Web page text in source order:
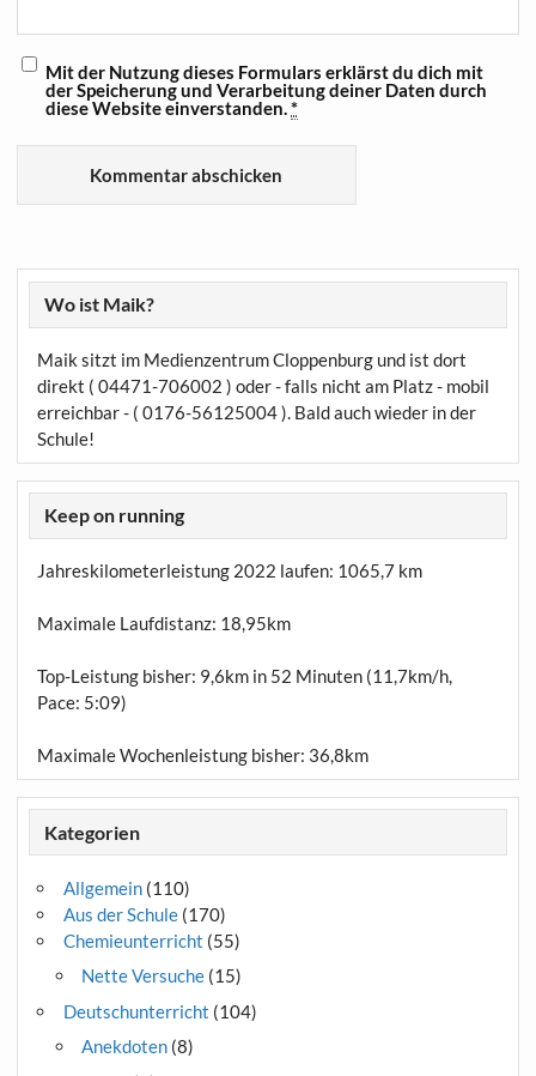
Mit der Nutzung dieses Formulars erklärst du dich mit
der Speicherung und Verarbeitung deiner Daten durch
diese Website einverstanden.*
Wo ist Maik?
Maik sitzt im Medienzentrum Cloppenburg und ist dort
direkt ( 04471-706002 ) oder - falls nicht am Platz - mobil
erreichbar - ( 0176-56125004 ). Bald auch wieder in der
Schule!
Keep on running
Jahreskilometerleistung 2022 laufen: 1065,7 km
Maximale Laufdistanz: 18,95km
Top-Leistung bisher: 9,6km in 52 Minuten (11,7km/h,
Pace: 5:09)
Maximale Wochenleistung bisher: 36,8km
Kategorien
Allgemein(110)
Aus der Schule(170)
Chemieunterricht (55)
Nette Versuche(15)
Deutschunterricht (104)
Anekdoten(8)